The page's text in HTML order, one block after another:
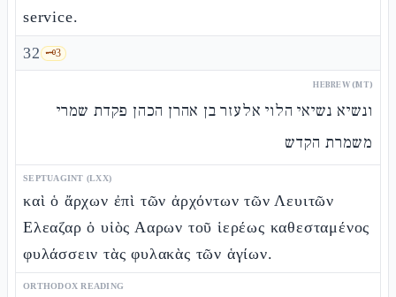
service.
32 🗝️3
HEBREW (MT)
ונשיא נשיאי הלוי אלעזר בן אהרן הכהן פקדת שמרי
משמרת הקדש
SEPTUAGINT (LXX)
καὶ ὁ ἄρχων ἐπὶ τῶν ἀρχόντων τῶν Λευιτῶν
Ελεαζαρ ὁ υἱὸς Ααρων τοῦ ἱερέως καθεσταμένος
φυλάσσειν τὰς φυλακὰς τῶν ἁγίων.
ORTHODOX READING